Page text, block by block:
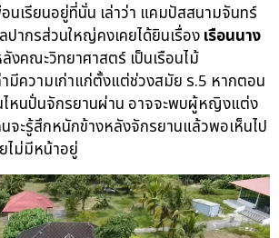
นเรียนอยู่ที่นั่น เล่าว่า แคมปัสสนามจันทร์
ลปากรส่วนใหญ่คงเคยได้ยินเรื่องเรือนนาง
งคณะวิทยาศาสตร์ เป็นเรือนไม้
มีความเก่าแก่ตั้งแต่ช่วงสมัย ร.5 หากตอน
หนปั่นจักรยานผ่าน อาจจะพบผู้หญิงแต่ง
จะรู้สึกหนักข้างหลังจักรยานแล้วพอเห็นไป
ไม่มีหน้าอยู่